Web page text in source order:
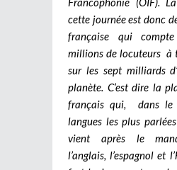
cette journée est donc
française qui
millions de locuteurs à
sur les sept milliards
planète. C’est dire la
français qui, dans le
langues les plus
vient après le
l’anglais, l’espagnol et